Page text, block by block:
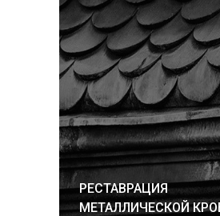
РЕСТАВРАЦИЯ
МЕТАЛЛИЧЕСКОЙ